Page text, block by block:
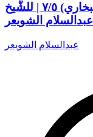
شرح (كتاب العلم) من (صحيح البخاري) ٧/٥ | للشَّيخ
عبدالسلام الشويعر
عبدالسلام الشويعر